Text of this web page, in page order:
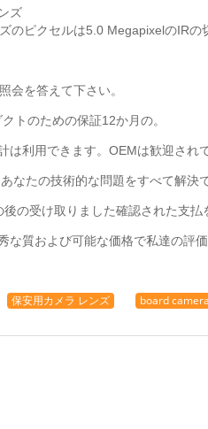
ズ
のピクセルは5.0 MegapixelのIR
会を答えて下さい。
トのための保証12か月の。
は利用できます。OEMは歓迎され
なたの技術的な問題をすべて解決
の受け取りました確認された支払
な質および可能な価格で私達の評
保安用カメラ レンズ board